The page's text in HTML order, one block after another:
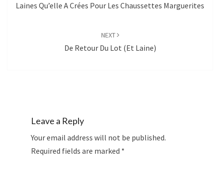
Laines Qu’elle A Crées Pour Les Chaussettes Marguerites
NEXT
De Retour Du Lot (et Laine)
Leave a Reply
Your email address will not be published.
Required fields are marked *